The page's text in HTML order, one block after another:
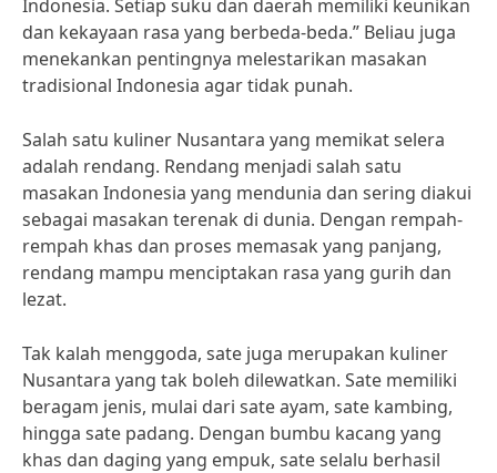
Indonesia. Setiap suku dan daerah memiliki keunikan
dan kekayaan rasa yang berbeda-beda.” Beliau juga
menekankan pentingnya melestarikan masakan
tradisional Indonesia agar tidak punah.
Salah satu kuliner Nusantara yang memikat selera
adalah rendang. Rendang menjadi salah satu
masakan Indonesia yang mendunia dan sering diakui
sebagai masakan terenak di dunia. Dengan rempah-
rempah khas dan proses memasak yang panjang,
rendang mampu menciptakan rasa yang gurih dan
lezat.
Tak kalah menggoda, sate juga merupakan kuliner
Nusantara yang tak boleh dilewatkan. Sate memiliki
beragam jenis, mulai dari sate ayam, sate kambing,
hingga sate padang. Dengan bumbu kacang yang
khas dan daging yang empuk, sate selalu berhasil